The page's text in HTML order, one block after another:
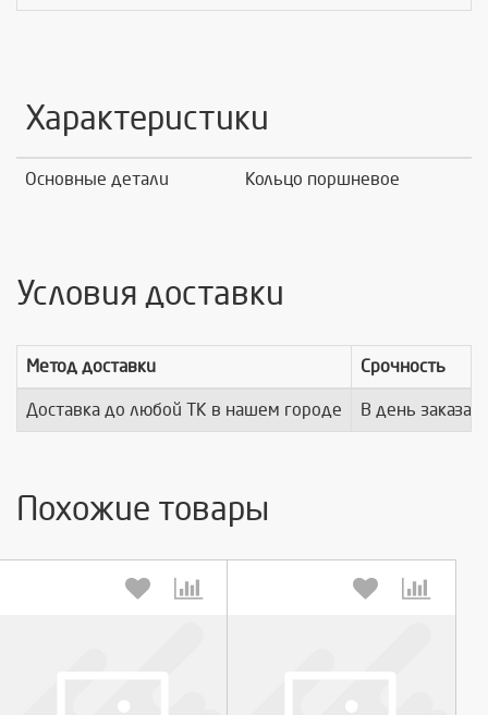
Характеристики
Основные детали Кольцо поршневое
Условия доставки
Метод доставки Срочность
Доставка до любой ТК в нашем городе В день заказа
Похожие товары